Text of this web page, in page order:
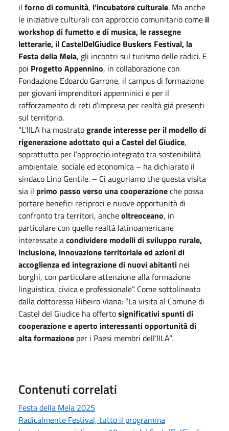
il forno di comunità, l’incubatore culturale. Ma anche
le iniziative culturali con approccio comunitario come il
workshop di fumetto e di musica, le rassegne
letterarie, il CastelDelGiudice Buskers Festival, la
Festa della Mela, gli incontri sul turismo delle radici. E
poi Progetto Appennino, in collaborazione con
Fondazione Edoardo Garrone, il campus di formazione
per giovani imprenditori appenninici e per il
rafforzamento di reti d’impresa per realtà già presenti
sul territorio.
“L'IILA ha mostratogrande interesse per il modello di
rigenerazione adottato qui a Castel del Giudice,
soprattutto per l’approccio integrato tra sostenibilità
ambientale, sociale ed economica – ha dichiarato il
sindaco Lino Gentile. – Ci auguriamo che questa visita
sia il primo passo verso una cooperazioneche possa
portare benefici reciproci e nuove opportunità di
confronto tra territori, ancheoltreoceano, in
particolare con quelle realtà latinoamericane
interessate acondividere modelli di sviluppo rurale,
inclusione, innovazione territoriale ed azioni di
accoglienza ed integrazione di nuovi abitanti nei
borghi, con particolare attenzione alla formazione
linguistica, civica e professionale”. Come sottolineato
dalla dottoressa Ribeiro Viana: “La visita al Comune di
Castel del Giudice ha offertosignificativi spunti di
cooperazione e aperto interessanti opportunità di
alta formazione per i Paesi membri dell’IILA“.
Contenuti correlati
Festa della Mela 2025
Radicalmente Festival, tutto il programma